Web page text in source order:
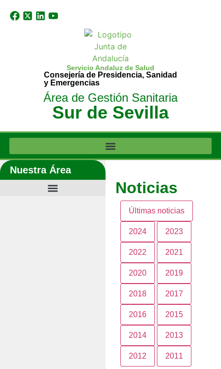
Servicio Andaluz de Salud
Consejería de Presidencia, Sanidad
y Emergencias
Área de Gestión Sanitaria
Sur de Sevilla
Nuestra Área
Noticias
Últimas noticias
2024 2023
2022 2021
2020 2019
2018 2017
2016 2015
2014 2013
2012 2011